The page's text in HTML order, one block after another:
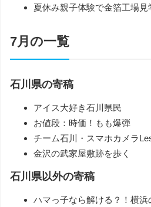
夏休み親子体験で金箔工場見
7月の一覧
石川県の寄稿
アイス大好き石川県民
お値段：時価！もも爆弾
チーム石川・スマホカメラ
金沢の武家屋敷跡を歩く
石川県以外の寄稿
ハマっ子なら解ける？！横